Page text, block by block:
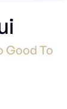
Good To